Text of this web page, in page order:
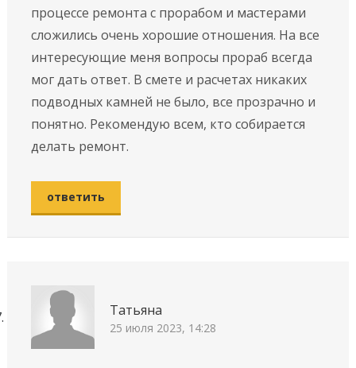
процессе ремонта с прорабом и мастерами
сложились очень хорошие отношения. На все
интересующие меня вопросы прораб всегда
мог дать ответ. В смете и расчетах никаких
подводных камней не было, все прозрачно и
понятно. Рекомендую всем, кто собирается
делать ремонт.
ответить
Татьяна
25 июля 2023, 14:28